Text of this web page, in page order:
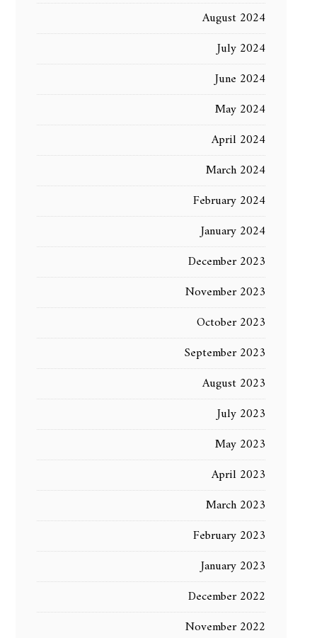
August 2024
July 2024
June 2024
May 2024
April 2024
March 2024
February 2024
January 2024
December 2023
November 2023
October 2023
September 2023
August 2023
July 2023
May 2023
April 2023
March 2023
February 2023
January 2023
December 2022
November 2022